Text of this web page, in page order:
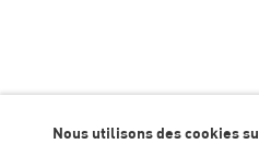
Retrouvez
Nous utilisons des cookies